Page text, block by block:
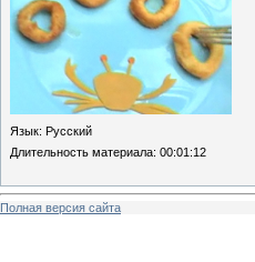
Язык: Русский
Длительность материала: 00:01:12
Полная версия сайта